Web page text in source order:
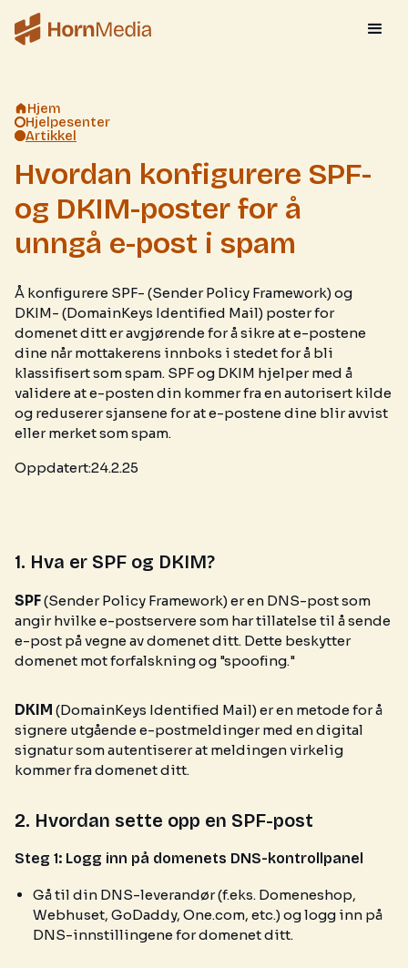
Hjem
Hjelpesenter
Artikkel
Hvordan konfigurere SPF-
og DKIM-poster for å
unngå e-post i spam
Å konfigurere SPF- (Sender Policy Framework) og
DKIM- (DomainKeys Identified Mail) poster for
domenet ditt er avgjørende for å sikre at e-postene
dine når mottakerens innboks i stedet for å bli
klassifisert som spam. SPF og DKIM hjelper med å
validere at e-posten din kommer fra en autorisert kilde
og reduserer sjansene for at e-postene dine blir avvist
eller merket som spam.
Oppdatert:24.2.25
1. Hva er SPF og DKIM?
SPF(Sender Policy Framework) er en DNS-post som
angir hvilke e-postservere som har tillatelse til å sende
e-post på vegne av domenet ditt. Dette beskytter
domenet mot forfalskning og "spoofing."
DKIM (DomainKeys Identified Mail) er en metode for å
signere utgående e-postmeldinger med en digital
signatur som autentiserer at meldingen virkelig
kommer fra domenet ditt.
2. Hvordan sette opp en SPF-post
Steg 1: Logg inn på domenets DNS-kontrollpanel
Gå til din DNS-leverandør (f.eks. Domeneshop,
Webhuset, GoDaddy, One.com, etc.) og logg inn på
DNS-innstillingene for domenet ditt.